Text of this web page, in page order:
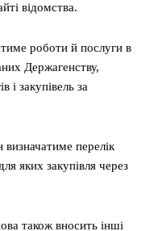
відомства.
роботи й послуги в
Держагенству,
і закупівель за
перелік
яких закупівля через
також вносить інші